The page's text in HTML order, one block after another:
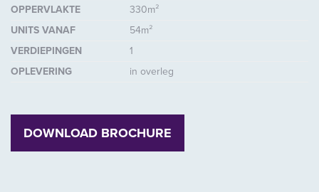
OPPERVLAKTE
330m²
UNITS VANAF
54m²
VERDIEPINGEN
1
OPLEVERING
in overleg
DOWNLOAD BROCHURE